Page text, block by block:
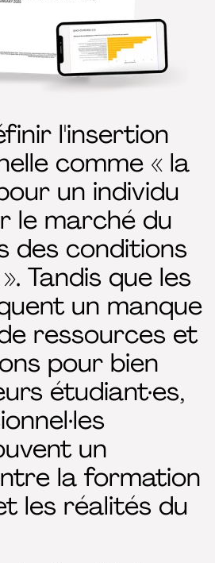
l'insertion
comme « la
un individu
le marché du
des conditions
Tandis que les
un manque
ressources et
pour bien
étudiant·es,
un
la formation
les réalités du